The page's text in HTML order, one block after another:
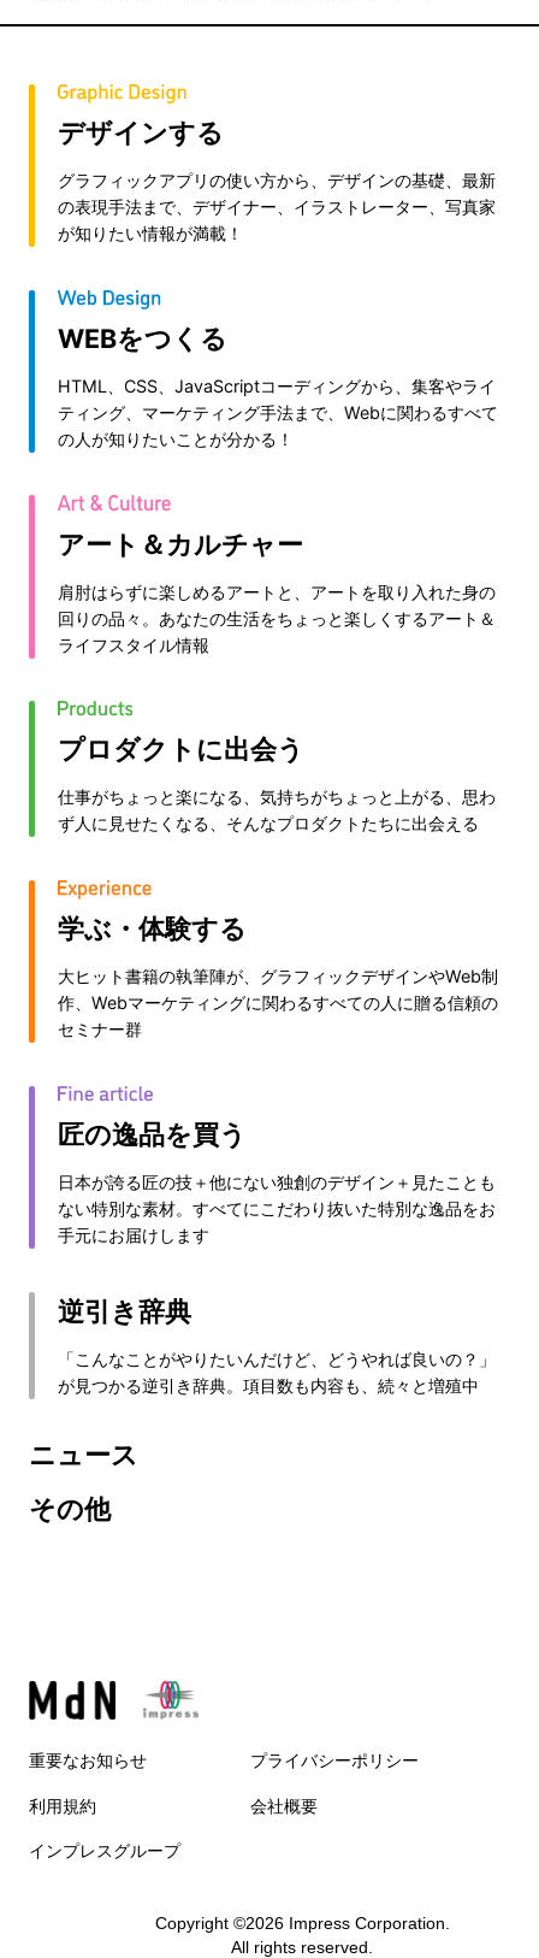
デザインする
グラフィックアプリの使い方から、デザインの基礎、最新
の表現手法まで、デザイナー、イラストレーター、写真家
が知りたい情報が満載！
WEBをつくる
HTML、CSS、JavaScriptコーディングから、集客やライ
ティング、マーケティング手法まで、Webに関わるすべて
の人が知りたいことが分かる！
アート＆カルチャー
肩肘はらずに楽しめるアートと、アートを取り入れた身の
回りの品々。あなたの生活をちょっと楽しくするアート＆
ライフスタイル情報
プロダクトに出会う
仕事がちょっと楽になる、気持ちがちょっと上がる、思わ
ず人に見せたくなる、そんなプロダクトたちに出会える
学ぶ・体験する
大ヒット書籍の執筆陣が、グラフィックデザインやWeb制
作、Webマーケティングに関わるすべての人に贈る信頼の
セミナー群
匠の逸品を買う
日本が誇る匠の技＋他にない独創のデザイン＋見たことも
ない特別な素材。すべてにこだわり抜いた特別な逸品をお
手元にお届けします
逆引き辞典
「こんなことがやりたいんだけど、どうやれば良いの？」
が見つかる逆引き辞典。項目数も内容も、続々と増殖中
ニュース
その他
重要なお知らせ プライバシーポリシー
利用規約 会社概要
インプレスグループ